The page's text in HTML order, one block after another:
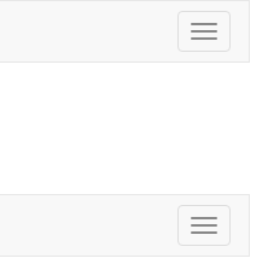
Toggle